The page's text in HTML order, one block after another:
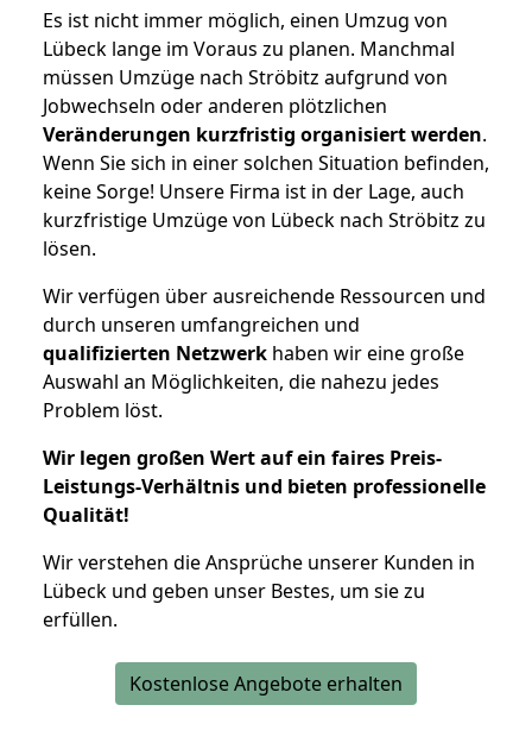
Es ist nicht immer möglich, einen Umzug von
Lübeck lange im Voraus zu planen. Manchmal
müssen Umzüge nach Ströbitz aufgrund von
Jobwechseln oder anderen plötzlichen
Veränderungen kurzfristig organisiert werden.
Wenn Sie sich in einer solchen Situation befinden,
keine Sorge! Unsere Firma ist in der Lage, auch
kurzfristige Umzüge von Lübeck nach Ströbitz zu
lösen.
Wir verfügen über ausreichende Ressourcen und
durch unseren umfangreichen und
qualifizierten Netzwerk haben wir eine große
Auswahl an Möglichkeiten, die nahezu jedes
Problem löst.
Wir legen großen Wert auf ein faires Preis-
Leistungs-Verhältnis und bieten professionelle
Qualität!
Wir verstehen die Ansprüche unserer Kunden in
Lübeck und geben unser Bestes, um sie zu
erfüllen.
Kostenlose Angebote erhalten